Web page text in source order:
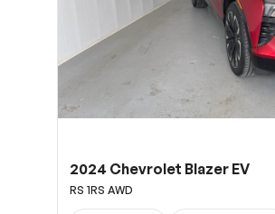
2024 Chevrolet Blazer EV
RS 1RS AWD